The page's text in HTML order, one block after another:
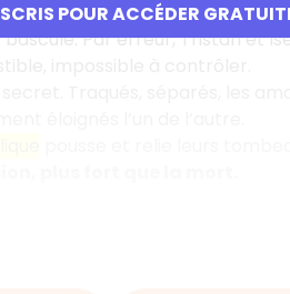
POUR ACCÉDER
Par erreur, Tristan et